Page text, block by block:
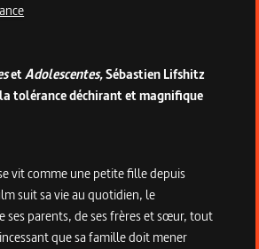
etAdolescentes,Sébastien Lifshitz
tolérance déchirant et magnifique
vit comme une petite fille depuis
suit sa vie au quotidien, le
ses parents, de ses frères et sœur, tout
que sa famille doit mener